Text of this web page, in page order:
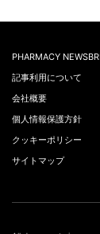
PHARMACY
記事利用について
会社概要
個人情報保護方針
クッキーポリシー
サイトマップ